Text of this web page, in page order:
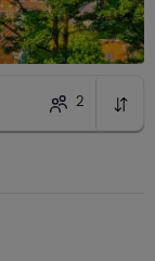
2